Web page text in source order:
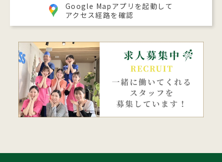
Google Mapアプリを起動して
アクセス経路を確認